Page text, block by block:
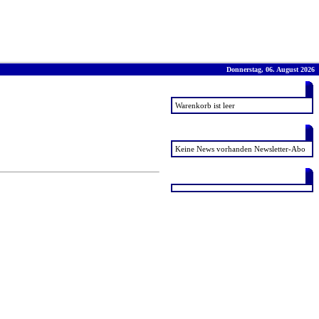
Donnerstag, 06. August 2026
Warenkorb ist leer
Keine News vorhanden Newsletter-Abo